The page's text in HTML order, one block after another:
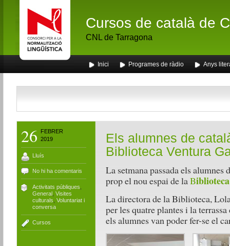
Cursos de català de
CNL de Tarragona
Inici Programes de ràdio Anys
26
FEBRER
2019
Lluís
No hi ha comentaris
Activitats públiques
General, Visites
culturals Voluntariat i
conversa
Cursos
Els alumnes de
Biblioteca Ventura
La setmana passada els alumnes
prop el nou espai de laB
La directora de la Biblioteca,
per les quatre plantes i la terrassa
els alumnes van poder fer-se el